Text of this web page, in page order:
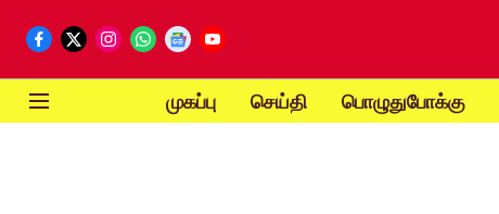
முகப்பு செய்தி பொழுதுபோக்கு